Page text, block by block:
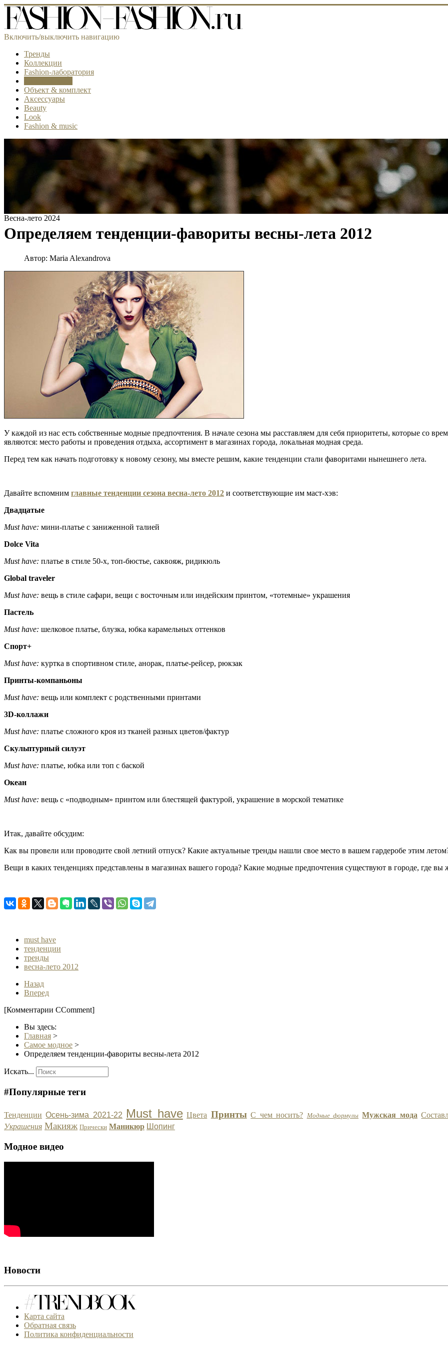
Включить/выключить навигацию
Тренды
Коллекции
Fashion-лаборатория
Объект & комплект
Аксессуары
Beauty
Look
Fashion & music
Весна-лето 2024
Определяем тенденции-фавориты весны-лета 2012
Автор: Maria Alexandrova
У каждой из нас есть собственные модные предпочтения. В начале сезона мы расставляем для себя приоритеты, которые со
являются: место работы и проведения отдыха, ассортимент в магазинах города, локальная модная среда.
Перед тем как начать подготовку к новому сезону, мы вместе решим, какие тенденции стали фаворитами нынешнего лета.
Давайте вспомним главные тенденции сезона весна-лето 2012 и соответствующие им маст-хэв:
Двадцатые
Must have: мини-платье с заниженной талией
Dolce Vita
Must have: платье в стиле 50-х, топ-бюстье, саквояж, ридикюль
Global traveler
Must have: вещь в стиле сафари, вещи с восточным или индейским принтом, «тотемные» украшения
Пастель
Must have: шелковое платье, блузка, юбка карамельных оттенков
Спорт+
Must have: куртка в спортивном стиле, анорак, платье-рейсер, рюкзак
Принты-компаньоны
Must have: вещь или комплект с родственными принтами
3D-коллажи
Must have: платье сложного кроя из тканей разных цветов/фактур
Скульптурный силуэт
Must have: платье, юбка или топ с баской
Океан
Must have: вещь с «подводным» принтом или блестящей фактурой, украшение в морской тематике
Итак, давайте обсудим:
Как вы провели или проводите свой летний отпуск? Какие актуальные тренды нашли свое место в вашем гардеробе этим
Вещи в каких тенденциях представлены в магазинах вашего города? Какие модные предпочтения существуют в городе, где вы
must have
тенденции
тренды
весна-лето 2012
Назад
Вперед
[Комментарии CComment]
Вы здесь:
Главная >
Самое модное >
Определяем тенденции-фавориты весны-лета 2012
Искать...
#Популярные теги
Тенденции Осень-зима 2021-22 Must have Цвета Принты С чем носить? Модные формулы Мужская мода
Украшения Макияж Прически Маникюр Шопинг
Модное видео
Новости
Карта сайта
Обратная связь
Политика конфиденциальности